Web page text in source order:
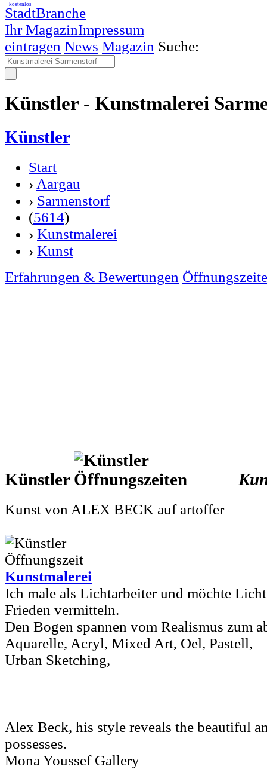
StadtBranche
Ihr MagazinImpressum
kostenlos
eintragen News Magazin Suche:
Künstler - Kunstmalerei
Künstler
Start
› Aargau
› Sarmenstorf
(5614)
› Kunstmalerei
› Kunst
Erfahrungen & Bewertungen
Künstler
Kunst von ALEX BECK auf artoffer
Kunstmalerei
Ich male als Lichtarbeiter und möchte
Frieden vermitteln.
Den Bogen spannen vom Realismus zum
Aquarelle, Acryl, Mixed Art, Oel, Pastell,
Urban Sketching,
Alex Beck, his style reveals the beautiful
possesses.
Mona Youssef Gallery